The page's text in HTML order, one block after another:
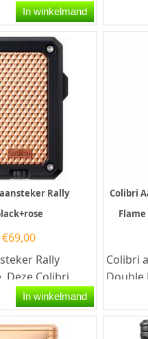
In winkelmand
Rally
€69,00
Rally
Deze Colibri
een
en...
In winkelmand
Colibri
Colibri
Double
Black/
Colibri
heeft...